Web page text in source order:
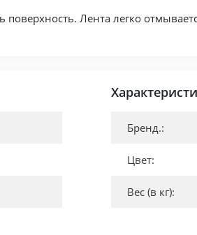
Лента легко
Бренд.:
Цвет:
Вес (в кг):